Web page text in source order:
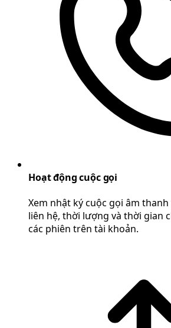
Hoạt động cuộc gọi
Xem nhật ký cuộc gọi âm
liên hệ, thời lượng và thời gian
các phiên trên tài khoản.